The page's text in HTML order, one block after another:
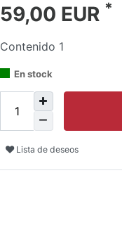
59,00 EUR *
Contenido 1
En stock
Lista de deseos